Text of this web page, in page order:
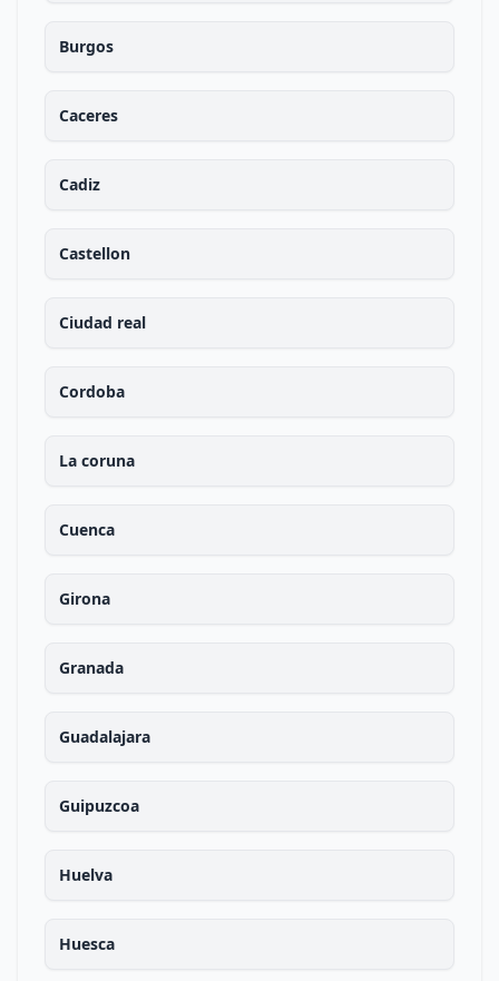
Burgos
Caceres
Cadiz
Castellon
Ciudad real
Cordoba
La coruna
Cuenca
Girona
Granada
Guadalajara
Guipuzcoa
Huelva
Huesca